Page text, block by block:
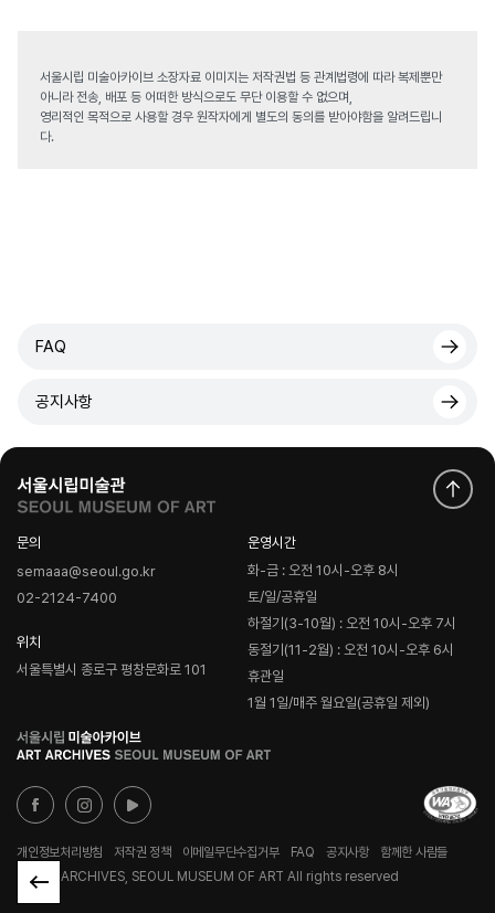
서울시립 미술아카이브 소장자료 이미지는 저작권법 등 관계법령에 따라 복제뿐만
아니라 전송, 배포 등 어떠한 방식으로도 무단 이용할 수 없으며,
영리적인 목적으로 사용할 경우 원작자에게 별도의 동의를 받아야함을 알려드립니
다.
FAQ
공지사항
문의
semaaa@seoul.go.kr
02-2124-7400
위치
서울특별시 종로구 평창문화로 101
운영시간
화-금 : 오전 10시-오후 8시
토/일/공휴일
하절기(3-10월) : 오전 10시-오후 7시
동절기(11-2월) : 오전 10시-오후 6시
휴관일
1월 1일/매주 월요일(공휴일 제외)
로
고
개인정보처리방침 저작권 정책 이메일무단수집거부 FAQ 공지사항
함께한 사람들
© ART ARCHIVES, SEOUL MUSEUM OF ART All rights reserved